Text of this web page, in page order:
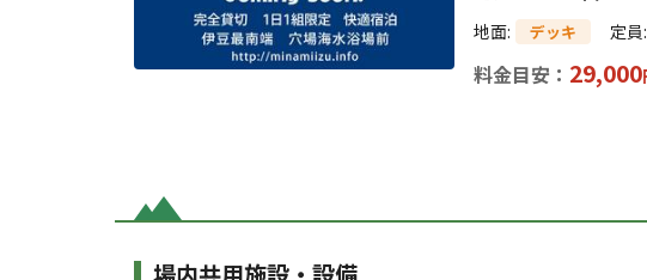
地面: デッキ 定員:
料金目安： 29,000